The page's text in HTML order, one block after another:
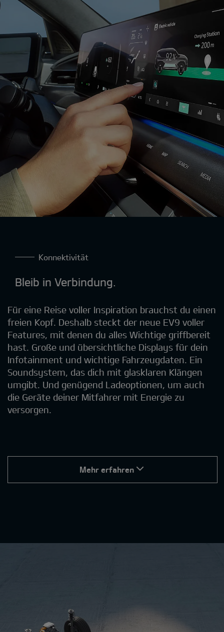
Konnektivität
Bleib in Verbindung.
Für eine Reise voller Inspiration brauchst du einen
freien Kopf. Deshalb steckt der neue EV9 voller
Features, mit denen du alles Wichtige griffbereit
hast. Große und übersichtliche Displays für dein
Infotainment und wichtige Fahrzeugdaten. Ein
Soundsystem, das dich mit glasklaren Klängen
umgibt. Und genügend Ladeoptionen, um auch
die Geräte deiner Mitfahrer mit Energie zu
versorgen.
Mehr erfahren